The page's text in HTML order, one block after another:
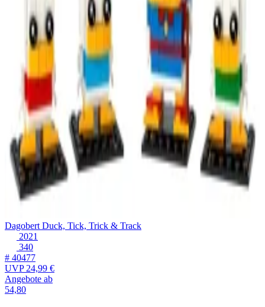
Dagobert Duck, Tick, Trick & Track
2021
340
# 40477
UVP24,99 €
Angebote ab
54,80